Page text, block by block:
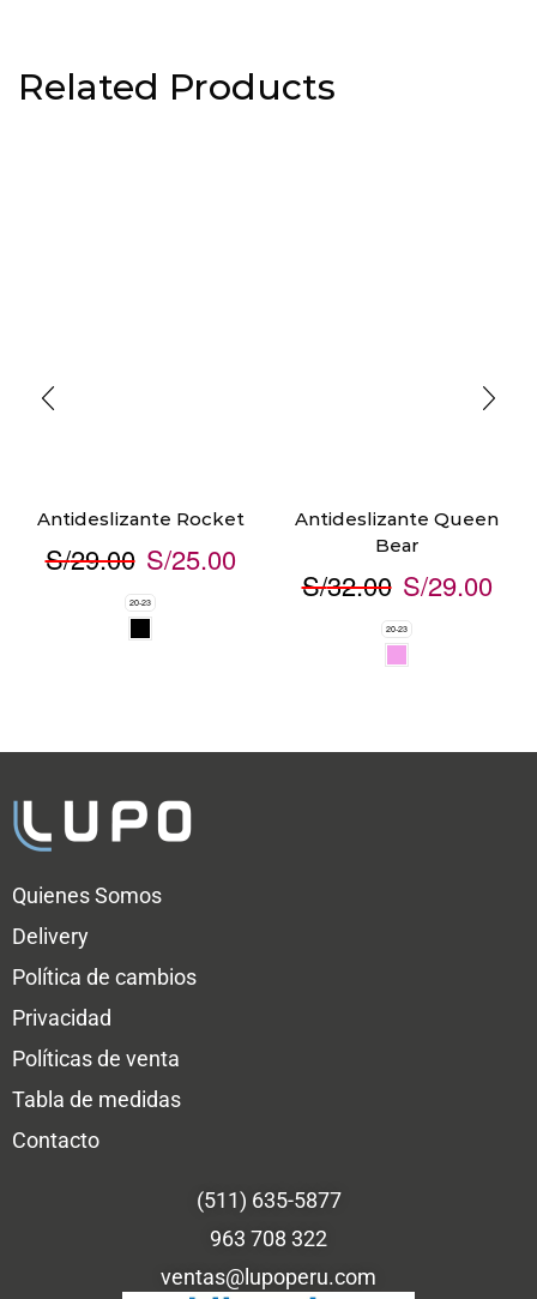
Related Products
Antideslizante Rocket
S/29.00 S/25.00
20-23
Antideslizante Queen
Bear
S/32.00 S/29.00
20-23
Quienes Somos
Delivery
Política de cambios
Privacidad
Políticas de venta
Tabla de medidas
Contacto
(511) 635-5877
963 708 322
ventas@lupoperu.com